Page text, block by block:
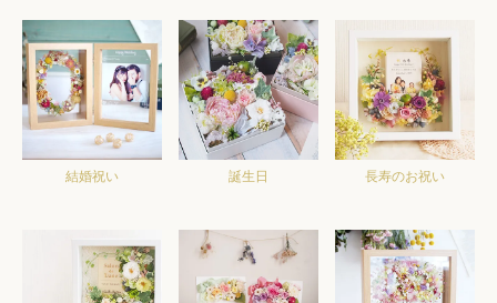
結婚祝い 誕生日 長寿のお祝い